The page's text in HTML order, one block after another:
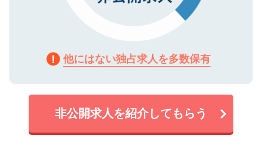
他にはない独占求人を多数保有
非公開求人を紹介してもらう